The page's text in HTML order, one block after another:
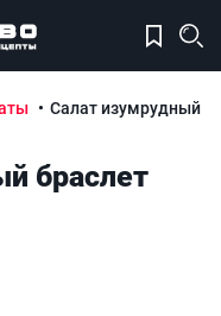
Салат изумрудный
браслет